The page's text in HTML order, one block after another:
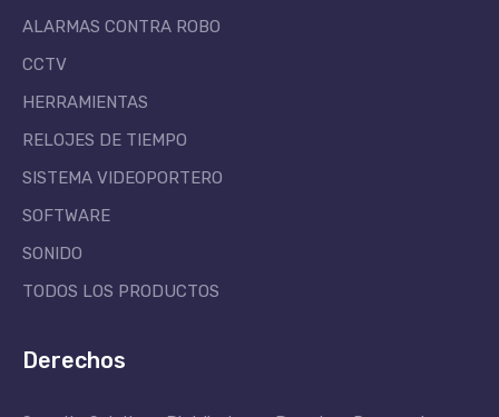
ALARMAS CONTRA ROBO
CCTV
HERRAMIENTAS
RELOJES DE TIEMPO
SISTEMA VIDEOPORTERO
SOFTWARE
SONIDO
TODOS LOS PRODUCTOS
Derechos